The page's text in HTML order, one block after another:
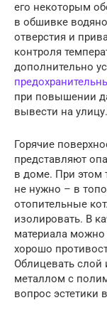
его некоторым
в обшивке
отверстия и
контроля
дополнительно
при повышении
вывести на улицу.
Горячие
представляют
в доме. При этом
не нужно – в
отопительные
изолировать. В
материала можно
хорошо
Облицевать
металлом с
вопрос эстетики